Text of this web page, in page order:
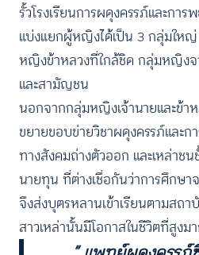
รั้วโรงเรียนการผดุงครรภ์และกา
แบ่งแยกผู้หญิงได้เป็น 3 กลุ่มให
หญิงข้าหลวงที่ใกล้ชิด กลุ่มหญิงจ
และสามัญชน
นอกจากกลุ่มหญิงเจ้านายและข้า
ขยายขอบข่ายวิชาผดุงครรภ์และก
ทางสังคมถ่างตัวออก และเหล่าช
นายทุน ที่ต่างเชื่อกันว่าการศึกษา
จึงส่งบุตรหลานเข้าเรียนตามสถ
สาวเหล่านั้นมีโอกาสในชีวิตที่สูงม